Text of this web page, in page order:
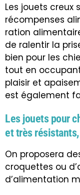
Les jouets creux
récompenses
ration
de ralentir la
bien pour les
tout en
plaisir et
est également
Les jouets pour
et très
On proposera
croquettes ou
d’alimentation